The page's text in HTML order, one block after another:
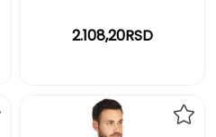
2.108,20RSD